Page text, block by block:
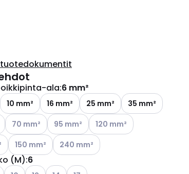
ala:6 mm²
10 mm² 16 mm² 25 mm²
35 mm²
olevat vaihtoehdot
Katso käytettävissä olevat vaihtoehdot
70 mm² Katso käytettävissä olevat vaihtoehdot
95 mm² Katso käytettävissä olevat
120 mm²
olevat vaihtoehdot
Katso käytettävissä olevat vaihtoehdot
150 mm² Katso käytettävissä olevat vaihtoehdot
240 mm²
(M):6
Katso käytettävissä olevat vaihtoehdot
Katso käytettävissä olevat vaihtoehdot
Katso käytettävissä olevat vaihtoehdot
Katso käytettävissä olevat